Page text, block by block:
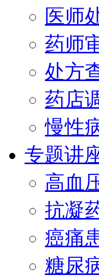
医师
药师
处方
药店
慢性
专题讲
高血
抗凝
癌痛
糖尿